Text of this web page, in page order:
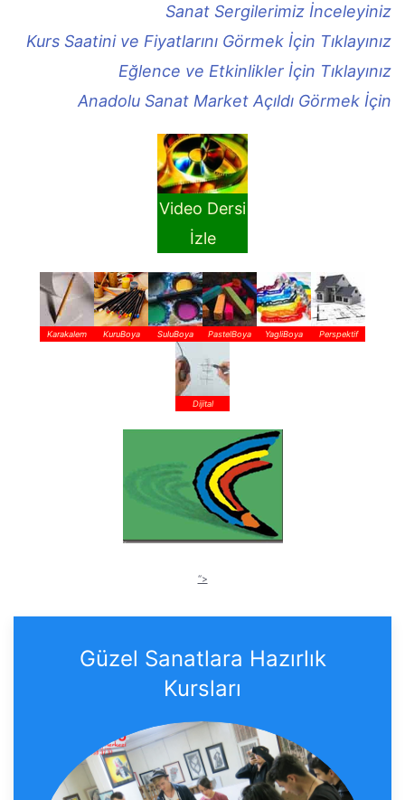
Sanat Sergilerimiz İnceleyiniz
Kurs Saatini ve Fiyatlarını Görmek İçin Tıklayınız
Eğlence ve Etkinlikler İçin Tıklayınız
Anadolu Sanat Market Açıldı Görmek İçin
Video Dersi
İzle
Karakalem KuruBoya SuluBoya PastelBoya YagliBoya Perspektif
Dijital
“>
Güzel Sanatlara Hazırlık
Kursları